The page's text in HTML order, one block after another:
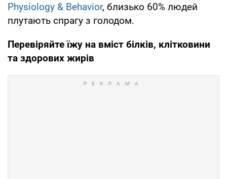
Physiology & Behavior, близько 60% людей
плутають спрагу з голодом.
Перевіряйте їжу на вміст білків, клітковини
та здорових жирів